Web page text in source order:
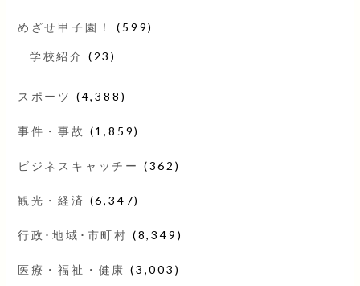
めざせ甲子園！ (599)
学校紹介 (23)
スポーツ (4,388)
事件・事故 (1,859)
ビジネスキャッチー (362)
観光・経済 (6,347)
行政･地域･市町村 (8,349)
医療・福祉・健康 (3,003)